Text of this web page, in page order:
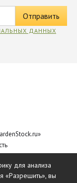
ДАННЫХ
для анализа
«Разрешить», вы